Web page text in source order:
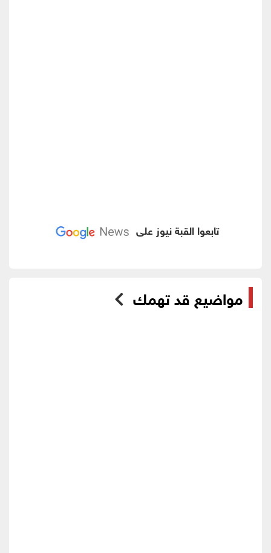
تابعوا القبة نيوز على
مواضيع قد تهمك